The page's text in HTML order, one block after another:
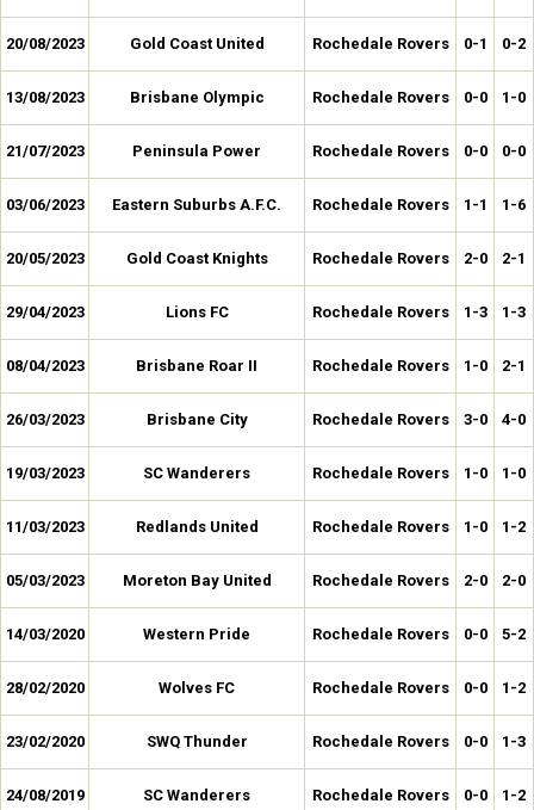
20/08/2023 Gold Coast United Rochedale Rovers 0-1 0-2
13/08/2023 Brisbane Olympic Rochedale Rovers 0-0 1-0
21/07/2023 Peninsula Power Rochedale Rovers 0-0 0-0
03/06/2023 Eastern Suburbs A.F.C. Rochedale Rovers 1-1 1-6
20/05/2023 Gold Coast Knights Rochedale Rovers 2-0 2-1
29/04/2023 Lions FC Rochedale Rovers 1-3 1-3
08/04/2023 Brisbane Roar II Rochedale Rovers 1-0 2-1
26/03/2023 Brisbane City Rochedale Rovers 3-0 4-0
19/03/2023 SC Wanderers Rochedale Rovers 1-0 1-0
11/03/2023 Redlands United Rochedale Rovers 1-0 1-2
05/03/2023 Moreton Bay United Rochedale Rovers 2-0 2-0
14/03/2020 Western Pride Rochedale Rovers 0-0 5-2
28/02/2020 Wolves FC Rochedale Rovers 0-0 1-2
23/02/2020 SWQ Thunder Rochedale Rovers 0-0 1-3
24/08/2019 SC Wanderers Rochedale Rovers 0-0 1-2